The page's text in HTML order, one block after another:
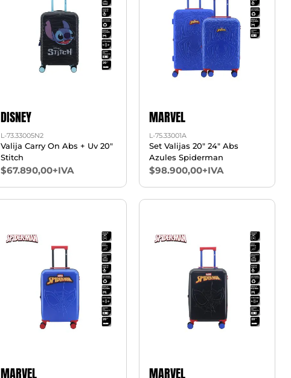
DISNEY
L-73.33005N2
Valija Carry On Abs + Uv 20"
Stitch
$67.890,00+IVA
MARVEL
L-75.33001A
Set Valijas 20" 24" Abs
Azules Spiderman
$98.900,00+IVA
MARVEL MARVEL